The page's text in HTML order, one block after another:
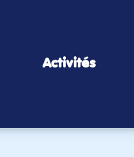
Activités